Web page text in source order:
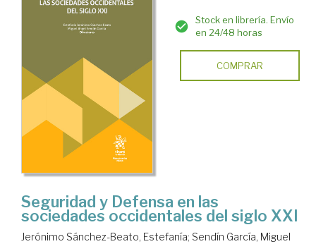
Stock en librería. Envío
en 24/48 horas
COMPRAR
Seguridad y Defensa en las
sociedades occidentales del siglo XXI
Jerónimo Sánchez-Beato, Estefanía; Sendín García, Miguel